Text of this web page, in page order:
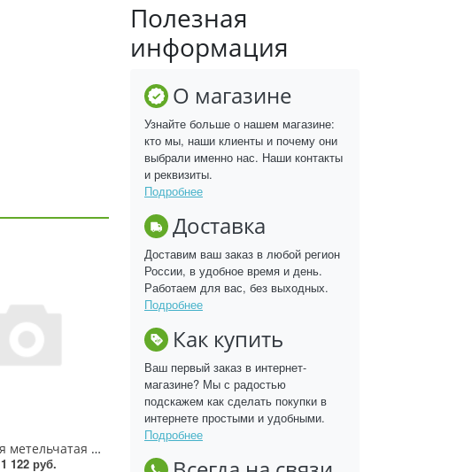
Гортензия метельчатая Сандае Фрайз, ОКС, 8/+ Br, +бирка
1 122 руб.
Полезная
информация
О магазине
Узнайте больше о нашем магазине:
кто мы, наши клиенты и почему они
выбрали именно нас. Наши контакты
и реквизиты.
Подробнее
Доставка
Доставим ваш заказ в любой регион
России, в удобное время и день.
Работаем для вас, без выходных.
Подробнее
Как купить
Ваш первый заказ в интернет-
магазине? Мы с радостью
подскажем как сделать покупки в
интернете простыми и удобными.
Подробнее